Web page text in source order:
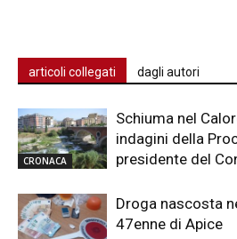
articoli collegati dagli autori
CRONACA
Schiuma nel
indagini della
presidente del
Droga nascosta
47enne di Apice